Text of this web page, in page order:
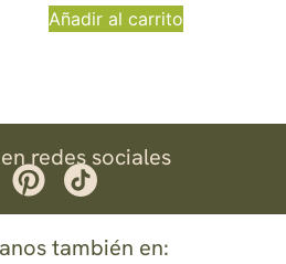
Añadir al carrito
redes sociales
también en: